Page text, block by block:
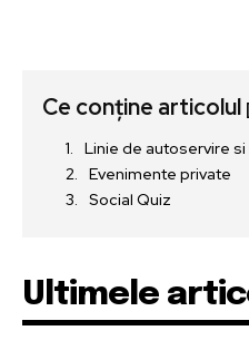
Ce conține articolul
Linie de autoservire si
Evenimente private
Social Quiz
Ultimele